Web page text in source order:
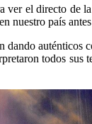
el directo de
nuestro país
dando
todos sus